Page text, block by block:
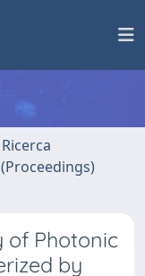
of Photonic
by